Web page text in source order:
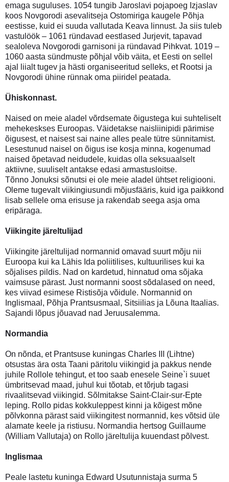
emaga suguluses. 1054 tungib Jaroslavi pojapoeg Izjaslav
koos Novgorodi asevalitseja Ostomiriga kaugele Põhja
eestisse, kuid ei suuda vallutada Keava linnust. Ja siis tuleb
vastulöök – 1061 ründavad eestlased Jurjevit, tapavad
sealoleva Novgorodi garnisoni ja ründavad Pihkvat. 1019 –
1060 aasta sündmuste põhjal võib väita, et Eesti on sellel
ajal liialt tugev ja hästi organiseeritud selleks, et Rootsi ja
Novgorodi ühine rünnak oma piiridel peatada.
Ühiskonnast.
Naised on meie aladel võrdsemate õigustega kui suhteliselt
mehekeskses Euroopas. Väidetakse naisliinipidi pärimise
õigusest, et naisest sai naine alles peale tütre sünnitamist.
Lesestunud naisel on õigus ise kosja minna, kogenumad
naised õpetavad neidudele, kuidas olla seksuaalselt
aktiivne, suuliselt antakse edasi armastusloitse.
Tõnno Jonuksi sõnutsi ei ole meie aladel ühtset religiooni.
Oleme tugevalt viikingiusundi mõjusfääris, kuid iga paikkond
lisab sellele oma erisuse ja rakendab seega asja oma
eripäraga.
Viikingite järeltulijad
Viikingite järeltulijad normannid omavad suurt mõju nii
Euroopa kui ka Lähis Ida poliitilises, kultuurilises kui ka
sõjalises pildis. Nad on kardetud, hinnatud oma sõjaka
vaimsuse pärast. Just normanni soost sõdalased on need,
kes viivad esimese Ristisõja võidule. Normannid on
Inglismaal, Põhja Prantsusmaal, Sitsiilias ja Lõuna Itaalias.
Sajandi lõpus jõuavad nad Jeruusalemma.
Normandia
On nõnda, et Prantsuse kuningas Charles III (Lihtne)
otsustas ära osta Taani päritolu viikingid ja pakkus nende
juhile Rollole tehingut, et too saab enesele Seine`i suuet
ümbritsevad maad, juhul kui tõotab, et tõrjub tagasi
rivaalitsevad viikingid. Sõlmitakse Saint-Clair-sur-Epte
leping. Rollo pidas kokkuleppest kinni ja kõigest mõne
põlvkonna pärast said viikingitest normannid, kes võtsid üle
alamate keele ja ristiusu. Normandia hertsog Guillaume
(William Vallutaja) on Rollo järeltulija kuuendast põlvest.
Inglismaa
Peale lastetu kuninga Edward Usutunnistaja surma 5